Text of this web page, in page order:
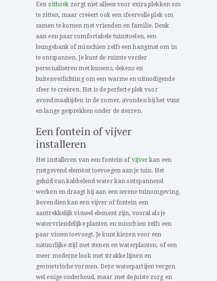
Een zithoek zorgt niet alleen voor extra plekken om
te zitten, maar creëert ook een sfeervolle plek om
samen te komen met vrienden en familie. Denk
aan een paar comfortabele tuinstoelen, een
loungebank of misschien zelfs een hangmat om in
te ontspannen. Je kunt de ruimte verder
personaliseren met kussens, dekens en
buitenverlichting om een warme en uitnodigende
sfeer te creëren. Het is de perfecte plek voor
avondmaaltijden in de zomer, avonden bij het vuur
en lange gesprekken onder de sterren.
Een fontein of vijver
installeren
Het installeren van een fontein of vijverkan een
rustgevend element toevoegen aan je tuin. Het
geluid van kabbelend water kan ontspannend
werken en draagt bij aan een serene tuinomgeving.
Bovendien kan een vijver of fontein een
aantrekkelijk visueel element zijn, vooral als je
watervriendelijke planten en misschien zelfs een
paar vissen toevoegt. Je kunt kiezen voor een
natuurlijke stijl met stenen en waterplanten, of een
meer moderne look met strakke lijnen en
geometrische vormen. Deze waterpartijen vergen
wel enige onderhoud, maar met de juiste zorg en